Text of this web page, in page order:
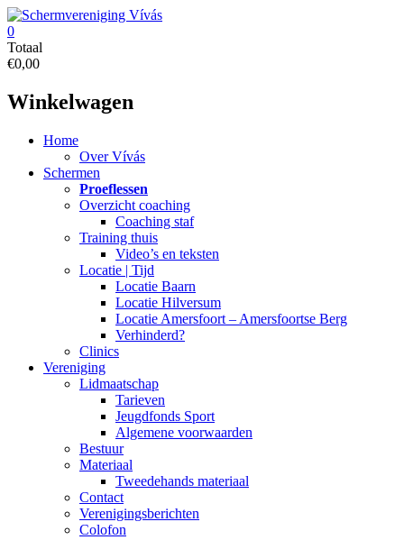
Ga
naar
de
inhoud
Schermvereniging
Vívás
Schermen
floret,
Amersfoort,
0
Totaal
€0,00
Winkelwagen
Menu
Home
Over Vívás
Schermen
Proeflessen
Overzicht coaching
Coaching staf
Training thuis
Video’s en teksten
Locatie | Tijd
Locatie Baarn
Locatie Hilversum
Locatie Amersfoort – Amersfoortse Berg
Verhinderd?
Clinics
Vereniging
Lidmaatschap
Tarieven
Jeugdfonds Sport
Algemene voorwaarden
Bestuur
Materiaal
Tweedehands materiaal
Contact
Verenigingsberichten
Colofon